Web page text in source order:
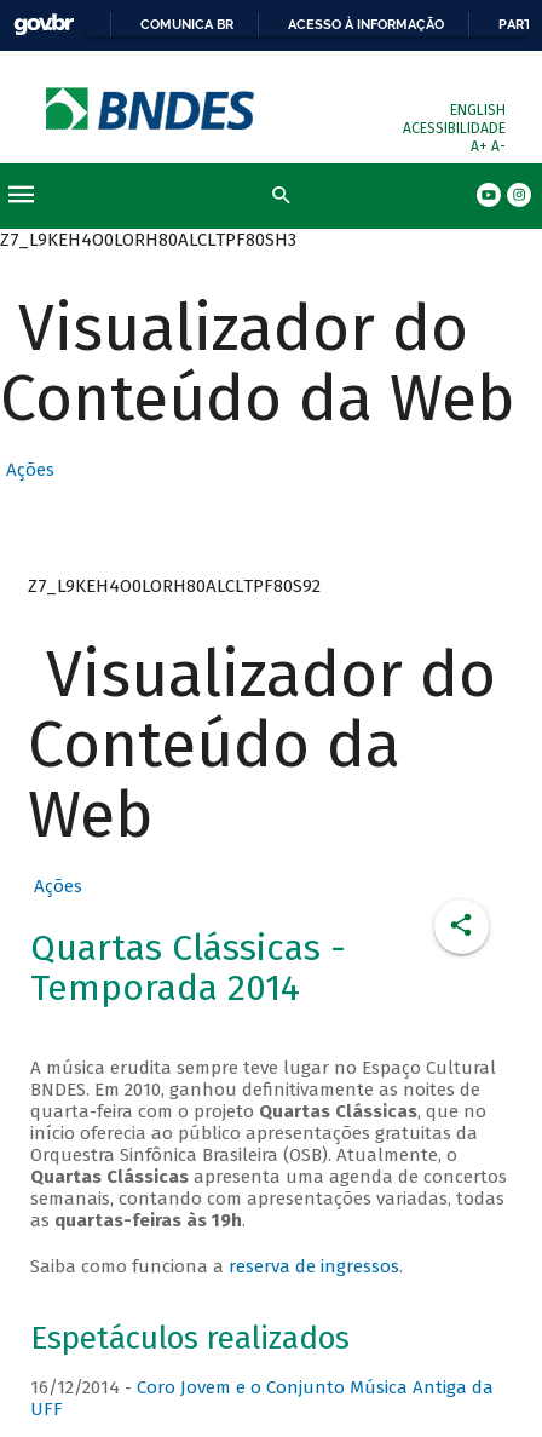
COMUNICA BR ACESSO À INFORMAÇÃO
ENGLISH
ACESSIBILIDADE
A+ A-
Z7_L9KEH4O0LORH80ALCLTPF80SH3
Visualizador do
Conteúdo da Web
Ações
Z7_L9KEH4O0LORH80ALCLTPF80S92
Visualizador do
Conteúdo da
Web
Ações
Quartas Clássicas -
Temporada 2014
A música erudita sempre teve lugar no Espaço Cultural
BNDES. Em 2010, ganhou definitivamente as noites de
quarta-feira com o projeto Quartas Clássicas, que no
início oferecia ao público apresentações gratuitas da
Orquestra Sinfônica Brasileira (OSB). Atualmente, o
Quartas Clássicasapresenta uma agenda de concertos
semanais, contando com apresentações variadas, todas
as quartas-feiras às 19h.
Saiba como funciona a reserva de ingressos.
Espetáculos realizados
16/12/2014 - Coro Jovem e o Conjunto Música Antiga da
UFF